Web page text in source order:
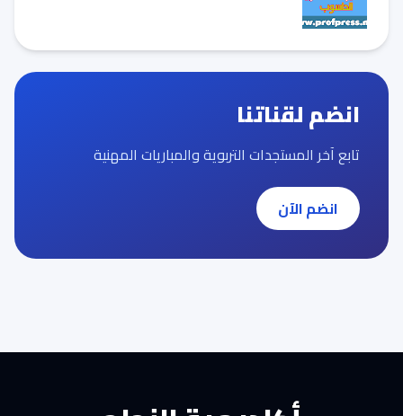
انضم لقناتنا
تابع آخر المستجدات التربوية والمباريات المهنية
انضم الآن